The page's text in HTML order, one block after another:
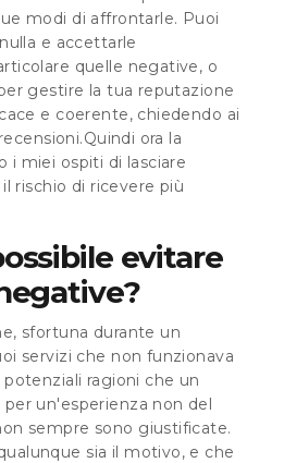
modi di affrontarle. Puoi
e accettarle
quelle negative, o
gestire la tua reputazione
e coerente, chiedendo ai
ora la
i miei ospiti di lasciare
rischio di ricevere più
evitare
sfortuna durante un
servizi che non funzionava
ragioni che un
un'esperienza non del
sempre sono giustificate.
sia il motivo, e che